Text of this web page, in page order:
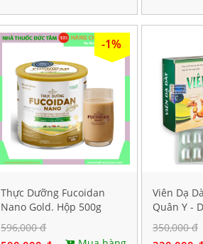
-1%
Thực Dưỡng Fucoidan
Nano Gold. Hộp 500g
596,000 đ
Viên Dạ
Quân Y -
bị bệnh
viên
350,000 đ